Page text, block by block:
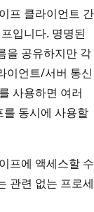
프 클라이언트 간
입니다. 명명된
을 공유하지만 각
이언트/서버 통신
사용하면 여러
동시에 사용할
프에 액세스할 수
관련 없는 프로세